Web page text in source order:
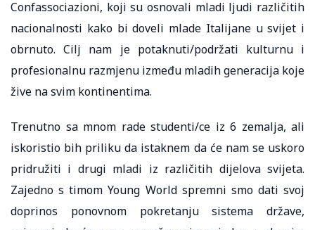
Confassociazioni, koji su osnovali mladi ljudi različitih
nacionalnosti kako bi doveli mlade Italijane u svijet i
obrnuto. Cilj nam je potaknuti/podržati kulturnu i
profesionalnu razmjenu između mladih generacija koje
žive na svim kontinentima.
Trenutno sa mnom rade studenti/ce iz 6 zemalja, ali
iskoristio bih priliku da istaknem da će nam se uskoro
pridružiti i drugi mladi iz različitih dijelova svijeta.
Zajedno s timom Young World spremni smo dati svoj
doprinos ponovnom pokretanju sistema države,